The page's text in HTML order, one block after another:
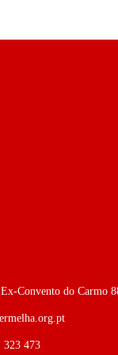
Convento do Carmo
323 473